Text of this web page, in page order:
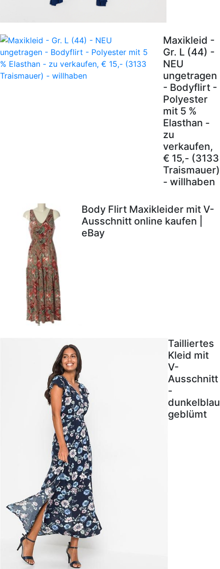
Maxikleid -
Gr. L (44) -
NEU
ungetragen
- Bodyflirt -
Polyester
mit 5 %
Elasthan -
zu
verkaufen,
€ 15,- (3133
Traismauer)
- willhaben
Body Flirt Maxikleider mit V-
Ausschnitt online kaufen |
eBay
Tailliertes
Kleid mit
V-
Ausschnitt
-
dunkelblau
geblümt